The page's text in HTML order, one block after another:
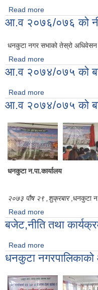
Read more
आ.व २०७६/०७६ को
धनकुटा नगर सभाको तेस्रो
Read more
आ.व २०७४/०७५ को
Read more
आ.व २०७४/०७५ को
धनकुटा न.पा.कार्यालय
२०७३ पौष २९ ,शुक्रबार,धनकुटा
Read more
बजेट,नीति तथा
Read more
धनकुटा नगरपालिकाको